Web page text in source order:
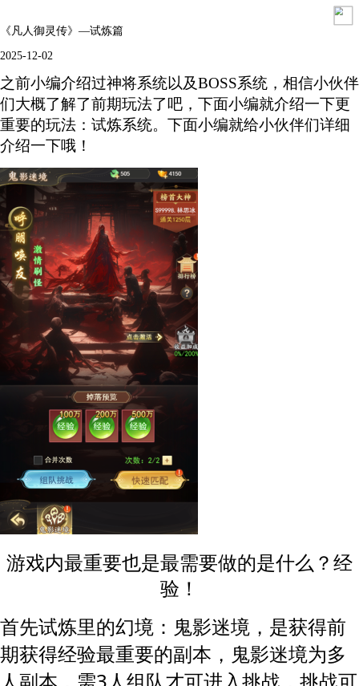
《凡人御灵传》—试炼篇
2025-12-02
之前小编介绍过神将系统以及BOSS系统，相信小伙伴
们大概了解了前期玩法了吧，下面小编就介绍一下更
重要的玩法：试炼系统。下面小编就给小伙伴们详细
介绍一下哦！
游戏内最重要也是最需要做的是什么？经
验！
首先试炼里的幻境： 鬼影迷境 ，是获得前
期获得经验最重要的副本，鬼影迷境为多
人副本，需3人组队才可进入挑战，挑战可